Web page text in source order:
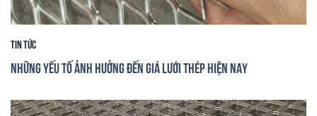
Tin tức
Những yếu tố ảnh hưởng đến giá lưới thép hiện nay